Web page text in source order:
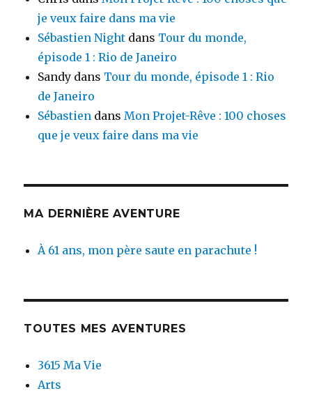
je veux faire dans ma vie
Sébastien Night dans Tour du monde,
épisode 1 : Rio de Janeiro
Sandy dans Tour du monde, épisode 1 : Rio
de Janeiro
Sébastien dansMon Projet-Rêve : 100 choses
que je veux faire dans ma vie
MA DERNIÈRE AVENTURE
À 61 ans, mon père saute en parachute !
TOUTES MES AVENTURES
3615 Ma Vie
Arts